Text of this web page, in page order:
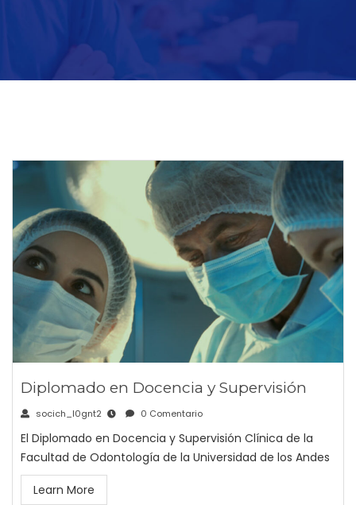
Diplomado en Docencia y Supervisión
socich_l0gnt2 0 Comentario
El Diplomado en Docencia y Supervisión Clínica de la
Facultad de Odontología de la Universidad de los Andes
Learn More